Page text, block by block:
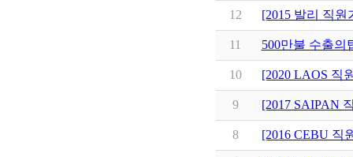
12 [2015 발리 직
11 500만불 수출
10 [2020 LAOS 직
9 [2017 SAIPAN
8 [2016 CEBU 직